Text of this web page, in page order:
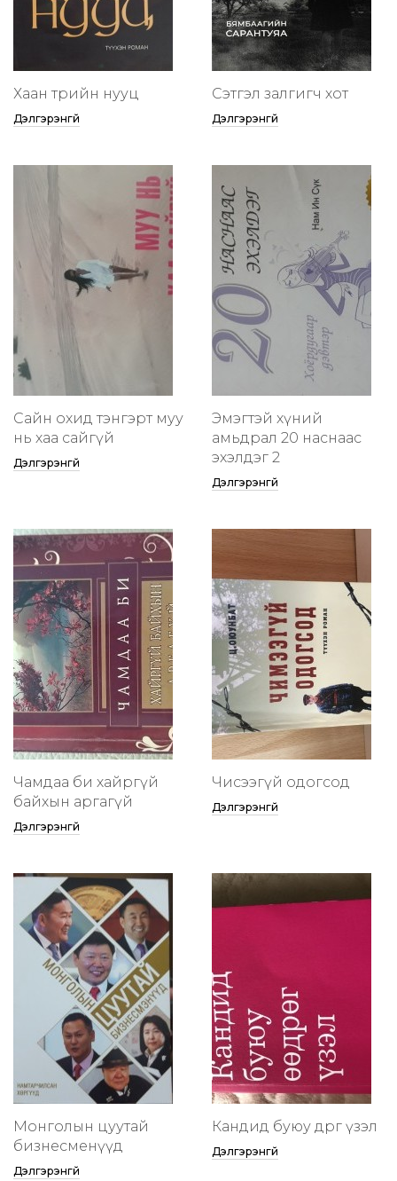
Хаан төрийн нууц
Дэлгэрэнгүй
Сэтгэл залгигч хот
Дэлгэрэнгүй
Сайн охид тэнгэрт муу
нь хаа сайгүй
Дэлгэрэнгүй
Эмэгтэй хүний
амьдрал 20 наснаас
эхэлдэг 2
Дэлгэрэнгүй
Чамдаа би хайргүй
байхын аргагүй
Дэлгэрэнгүй
Чисээгүй одогсод
Дэлгэрэнгүй
Монголын цуутай
бизнесменүүд
Дэлгэрэнгүй
Кандид буюу өөдрөг үзэл
Дэлгэрэнгүй